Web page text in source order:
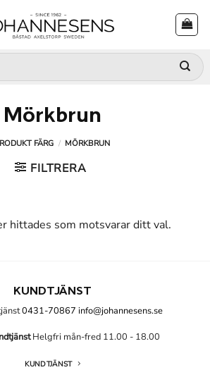
Mörkbrun
FÄRG / MÖRKBRUN
FILTRERA
hittades som motsvarar ditt val.
KUNDTJÄNST
0431-70867 info@johannesens.se
Helgfri mån-fred 11.00 - 18.00
KUNDTJÄNST